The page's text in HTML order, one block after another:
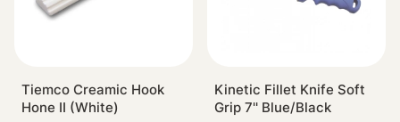
Tiemco Creamic Hook
Hone II (White)
Kinetic Fillet Knife Soft
Grip 7'' Blue/Black